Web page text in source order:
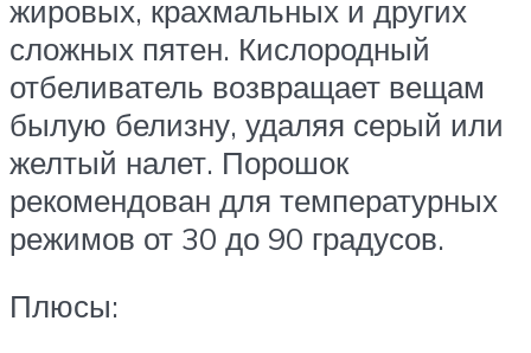
жировых, крахмальных и других
сложных пятен. Кислородный
отбеливатель возвращает вещам
былую белизну, удаляя серый или
желтый налет. Порошок
рекомендован для температурных
режимов от 30 до 90 градусов.
Плюсы: